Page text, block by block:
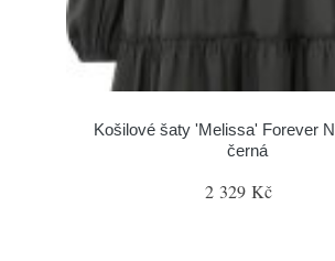
Košilové šaty 'Melissa' Forever
černá
2 329 Kč